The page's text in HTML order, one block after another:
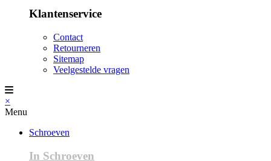
Klantenservice
Contact
Retourneren
Sitemap
Veelgestelde vragen
×
Menu
Schroeven
In Schroeven